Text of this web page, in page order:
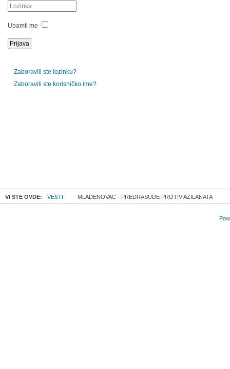
Upamti me
Zaboravili ste lozinku?
Zaboravili ste korisničko ime?
VI STE OVDE: VESTI MLADENOVAC - PREDRASUDE PROTIV AZILANATA